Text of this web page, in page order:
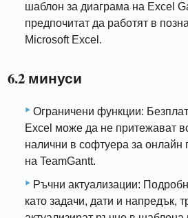
шаблон за диаграма на Excel
предпочитат да работят в
Microsoft Excel.
6.2 минуси
Ограничени функции:
Excel може да не притежават
налични в софтуера за онлайн
на TeamGantt.
Ръчни актуализации:
като задачи, дати и напредък,